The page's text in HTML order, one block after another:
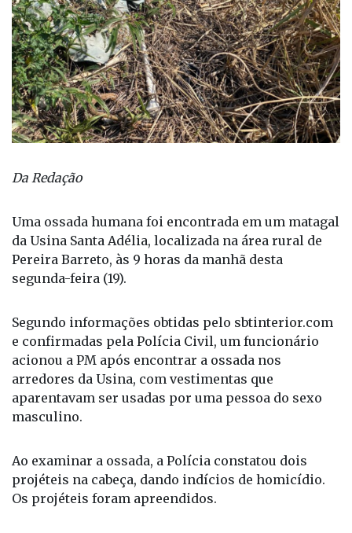
Da Redação
Uma ossada humana foi encontrada em um matagal
da Usina Santa Adélia, localizada na área rural de
Pereira Barreto, às 9 horas da manhã desta
segunda-feira (19).
Segundo informações obtidas pelo sbtinterior.com
e confirmadas pela Polícia Civil, um funcionário
acionou a PM após encontrar a ossada nos
arredores da Usina, com vestimentas que
aparentavam ser usadas por uma pessoa do sexo
masculino.
Ao examinar a ossada, a Polícia constatou dois
projéteis na cabeça, dando indícios de homicídio.
Os projéteis foram apreendidos.